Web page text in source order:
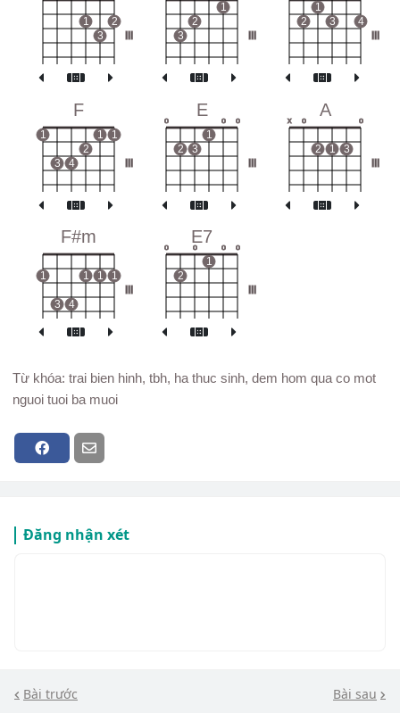
1
3
2
3
2
1
2
1
3
4
F
1
3 4
2
1 1
E
o
2 3
1
o o
A
x o
2 1 3
o
F#m
1
3 4
1 1 1
E7
o
2
o
1
o o
Từ khóa: trai bien hinh, tbh, ha thuc sinh, dem hom qua co mot
nguoi tuoi ba muoi
Đăng nhận xét
Bài trước Bài sau